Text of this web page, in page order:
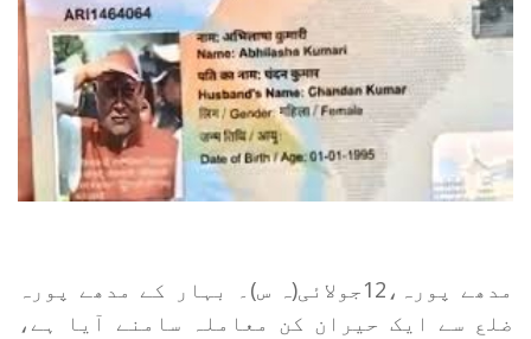
مدھے پورہ،12جولائی(ہ س)۔ بہار کے مدھے پورہ
ضلع سے ایک حیران کن معاملہ سامنے آیا ہے،